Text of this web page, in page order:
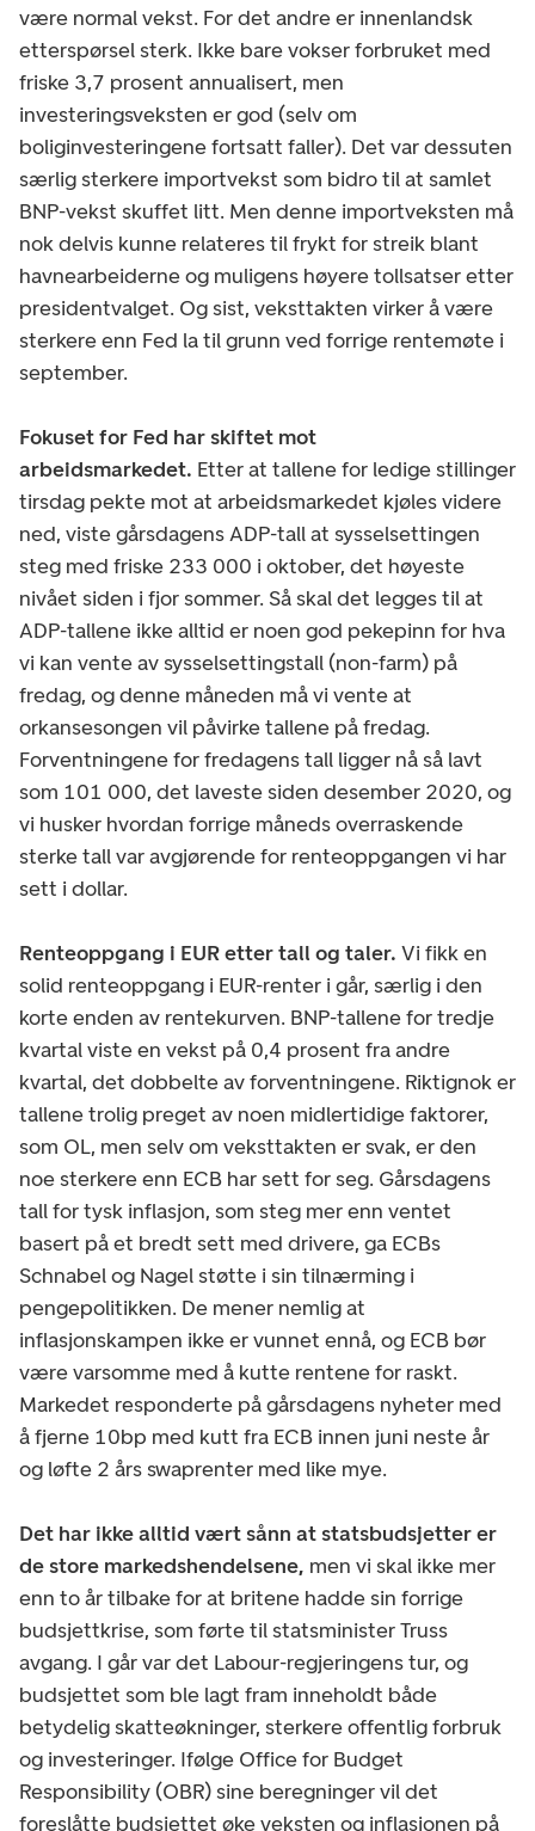
være normal vekst. For det andre er innenlandsk
etterspørsel sterk. Ikke bare vokser forbruket med
friske 3,7 prosent annualisert, men
investeringsveksten er god (selv om
boliginvesteringene fortsatt faller). Det var dessuten
særlig sterkere importvekst som bidro til at samlet
BNP-vekst skuffet litt. Men denne importveksten må
nok delvis kunne relateres til frykt for streik blant
havnearbeiderne og muligens høyere tollsatser etter
presidentvalget. Og sist, veksttakten virker å være
sterkere enn Fed la til grunn ved forrige rentemøte i
september.
Fokuset for Fed har skiftet mot
arbeidsmarkedet. Etter at tallene for ledige stillinger
tirsdag pekte mot at arbeidsmarkedet kjøles videre
ned, viste gårsdagens ADP-tall at sysselsettingen
steg med friske 233 000 i oktober, det høyeste
nivået siden i fjor sommer. Så skal det legges til at
ADP-tallene ikke alltid er noen god pekepinn for hva
vi kan vente av sysselsettingstall (non-farm) på
fredag, og denne måneden må vi vente at
orkansesongen vil påvirke tallene på fredag.
Forventningene for fredagens tall ligger nå så lavt
som 101 000, det laveste siden desember 2020, og
vi husker hvordan forrige måneds overraskende
sterke tall var avgjørende for renteoppgangen vi har
sett i dollar.
Renteoppgang i EUR etter tall og taler. Vi fikk en
solid renteoppgang i EUR-renter i går, særlig i den
korte enden av rentekurven. BNP-tallene for tredje
kvartal viste en vekst på 0,4 prosent fra andre
kvartal, det dobbelte av forventningene. Riktignok er
tallene trolig preget av noen midlertidige faktorer,
som OL, men selv om veksttakten er svak, er den
noe sterkere enn ECB har sett for seg. Gårsdagens
tall for tysk inflasjon, som steg mer enn ventet
basert på et bredt sett med drivere, ga ECBs
Schnabel og Nagel støtte i sin tilnærming i
pengepolitikken. De mener nemlig at
inflasjonskampen ikke er vunnet ennå, og ECB bør
være varsomme med å kutte rentene for raskt.
Markedet responderte på gårsdagens nyheter med
å fjerne 10bp med kutt fra ECB innen juni neste år
og løfte 2 års swaprenter med like mye.
Det har ikke alltid vært sånn at statsbudsjetter er
de store markedshendelsene, men vi skal ikke mer
enn to år tilbake for at britene hadde sin forrige
budsjettkrise, som førte til statsminister Truss
avgang. I går var det Labour-regjeringens tur, og
budsjettet som ble lagt fram inneholdt både
betydelig skatteøkninger, sterkere offentlig forbruk
og investeringer. Ifølge Office for Budget
Responsibility (OBR) sine beregninger vil det
foreslåtte budsjettet øke veksten og inflasjonen på